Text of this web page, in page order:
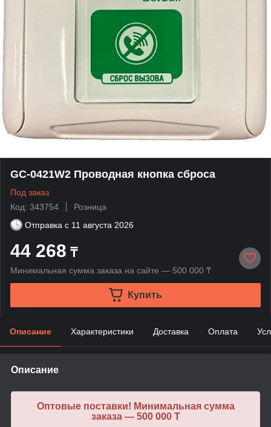
GC-0421W2 Проводная кнопка сброса
Под заказ
Код: 343754
Розница
Отправка с 11 августа 2026
44 268 ₸
Минимальная сумма заказа на сайте — 500 000 ₸
Купить
Описание Характеристики Доставка Оплата
Описание
Оптовые поставки! Минимальная сумма
заказа — 500 000 T